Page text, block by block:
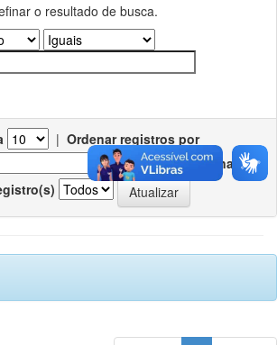
o resultado de busca.
| Ordenar registros por
Ordenar